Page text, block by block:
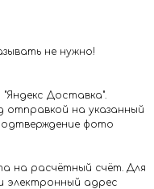
не нужно!
Доставка".
отправкой на указанный
фото
на расчётный счёт. Для
электронный адрес